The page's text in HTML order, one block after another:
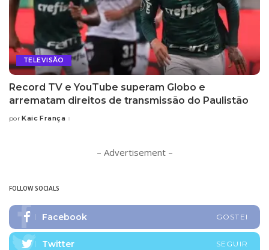
TELEVISÃO
Record TV e YouTube superam Globo e
arrematam direitos de transmissão do Paulistão
Posted
por Kaic França
– Advertisement –
FOLLOW SOCIALS
Facebook GOSTEI
Twitter SEGUIR